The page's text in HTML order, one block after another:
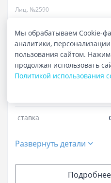
Лиц. №2590
сумма кредита
срок кредита
срок рассмотрения
ставка
Развернуть детали
Мы обрабатываем Cookie-
аналитики,
пользования сайтом.
продолжая использовать
Политикой использования